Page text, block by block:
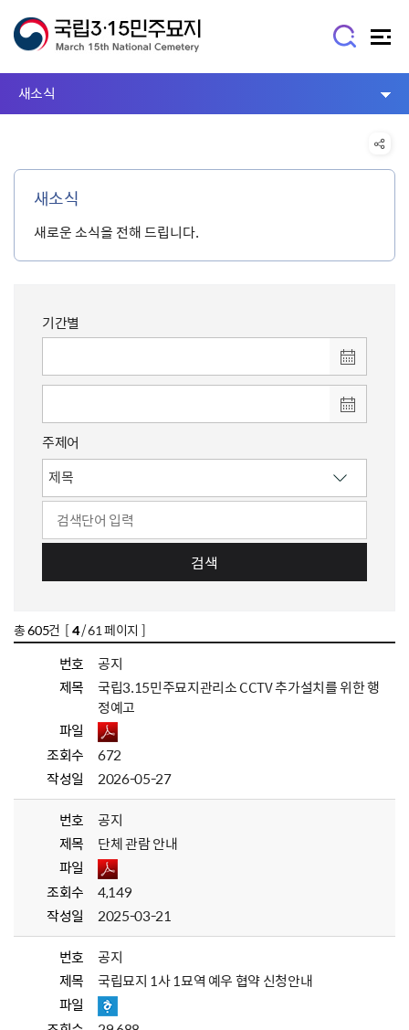
새소식
새소식
새로운 소식을 전해 드립니다.
기간별
주제어
검색
총605건 [4/ 61 페이지 ]
번호
공지
제목
국립3.15민주묘지관리소 CCTV 추가설치를 위한 행
정예고
파일
조회수
672
작성일
2026-05-27
번호
공지
제목
단체 관람 안내
파일
조회수
4,149
작성일
2025-03-21
번호
공지
제목
국립묘지 1사 1묘역 예우 협약 신청안내
파일